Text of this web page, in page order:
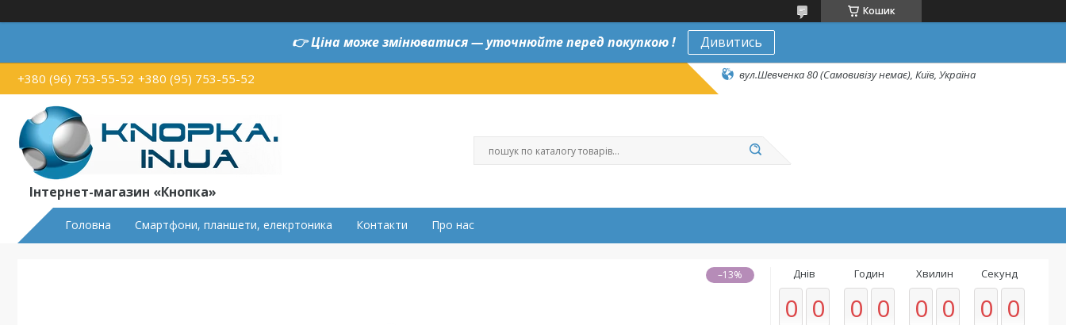
Кошик
👉Ціна може змінюватися — уточнюйте перед покупкою ! Дивитись
+380 (96) 753-55-52 +380 (95) 753-55-52 вул.Шевченка 80 (Самовивізу немає), Київ, Україна
Інтернет-магазин «Кнопка»
Головна Смартфони, планшети, елекртоника Контакти Про нас
–13% Днів
0 0
Годин
0 0
Хвилин
0 0
Секунд
0 0